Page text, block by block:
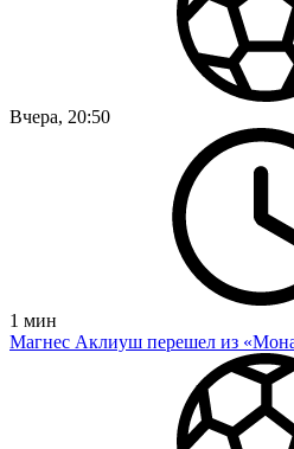
Вчера, 20:50
1 мин
Магнес Аклиуш перешел из